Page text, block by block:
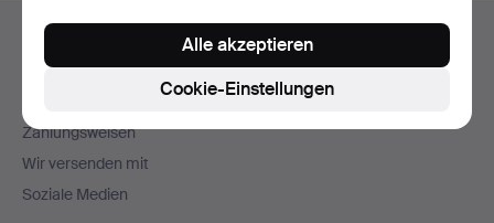
Fußzeilen-
Kontakt mit dem Support aufnehmen
Zahlungsweisen
Wir versenden mit
Soziale Medien
Cookie-Einstellungen
Alle akzeptieren